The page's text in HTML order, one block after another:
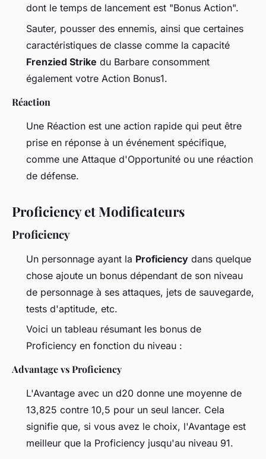
dont le temps de lancement est "Bonus Action".
Sauter, pousser des ennemis, ainsi que certaines
caractéristiques de classe comme la capacité
Frenzied Strike du Barbare consomment
également votre Action Bonus1.
Réaction
Une Réaction est une action rapide qui peut être
prise en réponse à un événement spécifique,
comme une Attaque d'Opportunité ou une réaction
de défense.
Proficiency et Modificateurs
Proficiency
Un personnage ayant la Proficiency dans quelque
chose ajoute un bonus dépendant de son niveau
de personnage à ses attaques, jets de sauvegarde,
tests d'aptitude, etc.
Voici un tableau résumant les bonus de
Proficiency en fonction du niveau :
Advantage vs Proficiency
L'Avantage avec un d20 donne une moyenne de
13,825 contre 10,5 pour un seul lancer. Cela
signifie que, si vous avez le choix, l'Avantage est
meilleur que la Proficiency jusqu'au niveau 91.